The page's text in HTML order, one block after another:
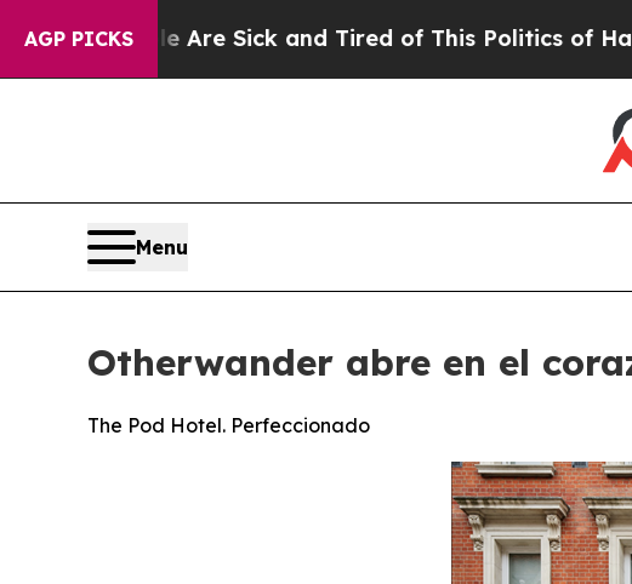
AGP PICKS
Are Sick and Tired of This Politics of Hatred”The
Menu
Otherwander abre en el
The Pod Hotel. Perfeccionado